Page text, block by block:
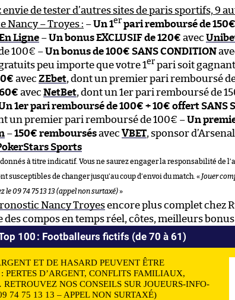
envie de tester d’autres sites de paris sportifs, 9
Nancy – Troyes : –Un 1er pari remboursé de
Ligne –Un bonus EXCLUSIF de 120€ avec
100€ –Un bonus de 100€ SANS CONDITION
peu importe que votre 1er pari soit
avec ZEbet, dont un premier pari remboursé
avec NetBet, dont un 1er pari remboursé de
1er pari remboursé de 100€ + 10€ offert SANS
un premier pari remboursé de 100€ –Un
–150€ remboursésavec VBET, sponsor
Sports
à titre indicatif. Vous ne saurez engager la responsabilité de
susceptibles de changer jusqu’au coup d’envoi du match. « Jouer
le 09 74 75 13 13 (appel non surtaxé)»
Nancy Troyesencore plus complet chez
des compos en temps réel, côtes, meilleurs
100 : Footballeurs fictifs (de 70 à 61)
ET DE HASARD PEUVENT ÊTRE
PERTES D’ARGENT, CONFLITS FAMILIAUX,
NOS CONSEILS SUR JOUEURS-INFO-
74 75 13 13 – APPEL NON SURTAXÉ)